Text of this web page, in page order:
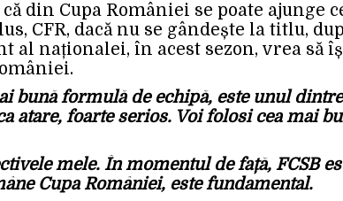
din Cupa României se poate ajunge
CFR, dacă nu se gândește la titlu,
al naționalei, în acest sezon, vrea să
bună formulă de echipă, este unul dintre
atare, foarte serios. Voi folosi cea mai
mele. În momentul de față, FCSB
Cupa României, este fundamental.